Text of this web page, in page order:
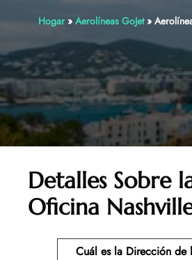
Hogar» Aerolíneas GoJet»
Detalles Sobre
Oficina
Cuál es la Dirección de